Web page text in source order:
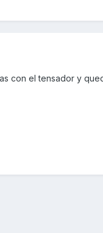
con el tensador y